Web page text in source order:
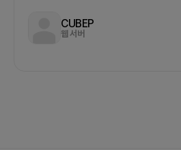
CUBEP
웹 서버